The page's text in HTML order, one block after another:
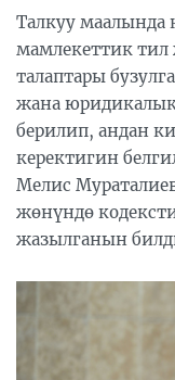
Талкуу маалында
мамлекеттик
талаптары
жана юридикалык
берилип, андан
керектигин
Мелис
жөнүндө
жазылганын